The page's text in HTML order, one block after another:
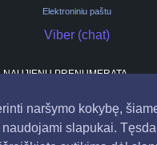
naršymo kokybę,
slapukai.
Elektroniniu paštu
Viber (chat)
NAUJIENŲ PRENUMERATA